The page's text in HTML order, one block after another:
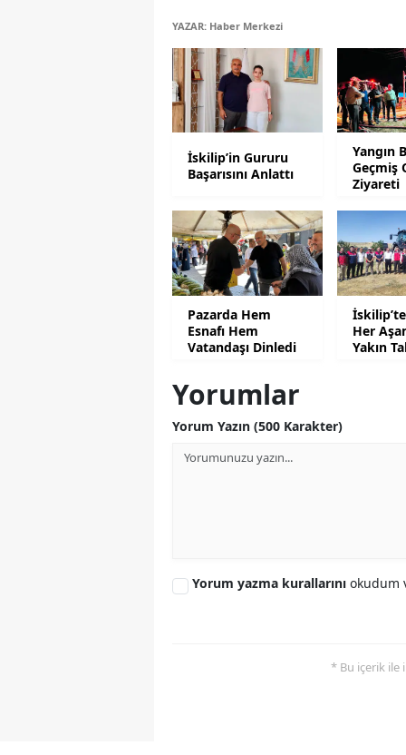
YAZAR: Haber Merkezi
İskilip’in Gururu
Başarısını Anlattı
Yangın
Geçmiş
Ziyareti
Pazarda Hem
Esnafı Hem
Vatandaşı Dinledi
Her
Yakın
Yorumlar
Yorum Yazın (500 Karakter)
Yorum yazma kurallarını okudum
* Bu içerik ile